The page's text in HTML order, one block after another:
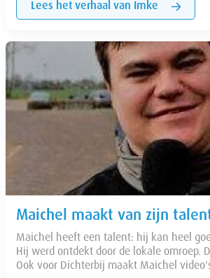
Lees het verhaal van Imke
Maichel maakt van zijn
Maichel heeft een talent: hij kan heel
Hij werd ontdekt door de lokale omroep.
Ook voor Dichterbij maakt Maichel